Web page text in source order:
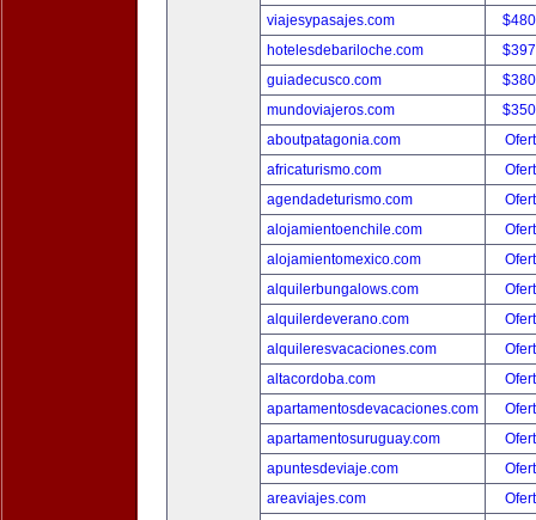
viajesypasajes.com
hotelesdebariloche.com
guiadecusco.com
mundoviajeros.com
aboutpatagonia.com
africaturismo.com
agendadeturismo.com
alojamientoenchile.com
alojamientomexico.com
alquilerbungalows.com
alquilerdeverano.com
alquileresvacaciones.com
altacordoba.com
apartamentosdevacaciones.com
apartamentosuruguay.com
apuntesdeviaje.com
areaviajes.com